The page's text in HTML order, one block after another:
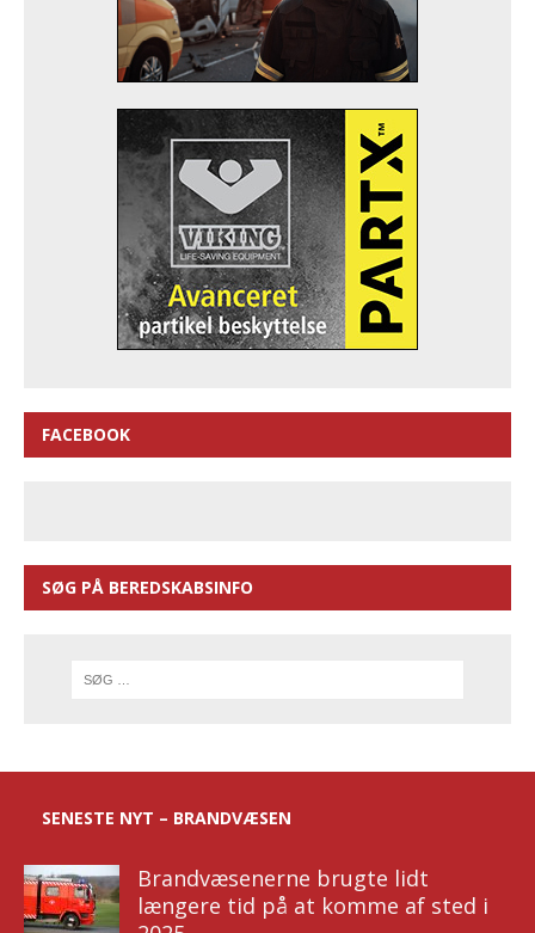
FACEBOOK
SØG PÅ BEREDSKABSINFO
SENESTE NYT – BRANDVÆSEN
Brandvæsenerne brugte lidt
længere tid på at komme af sted i